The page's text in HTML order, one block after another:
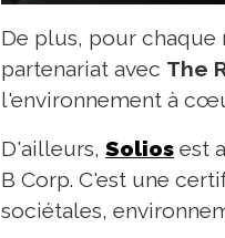
De plus, pour chaque
partenariat avec The
l'environnement à
D'ailleurs, Solios est
B Corp. C'est une
sociétales,